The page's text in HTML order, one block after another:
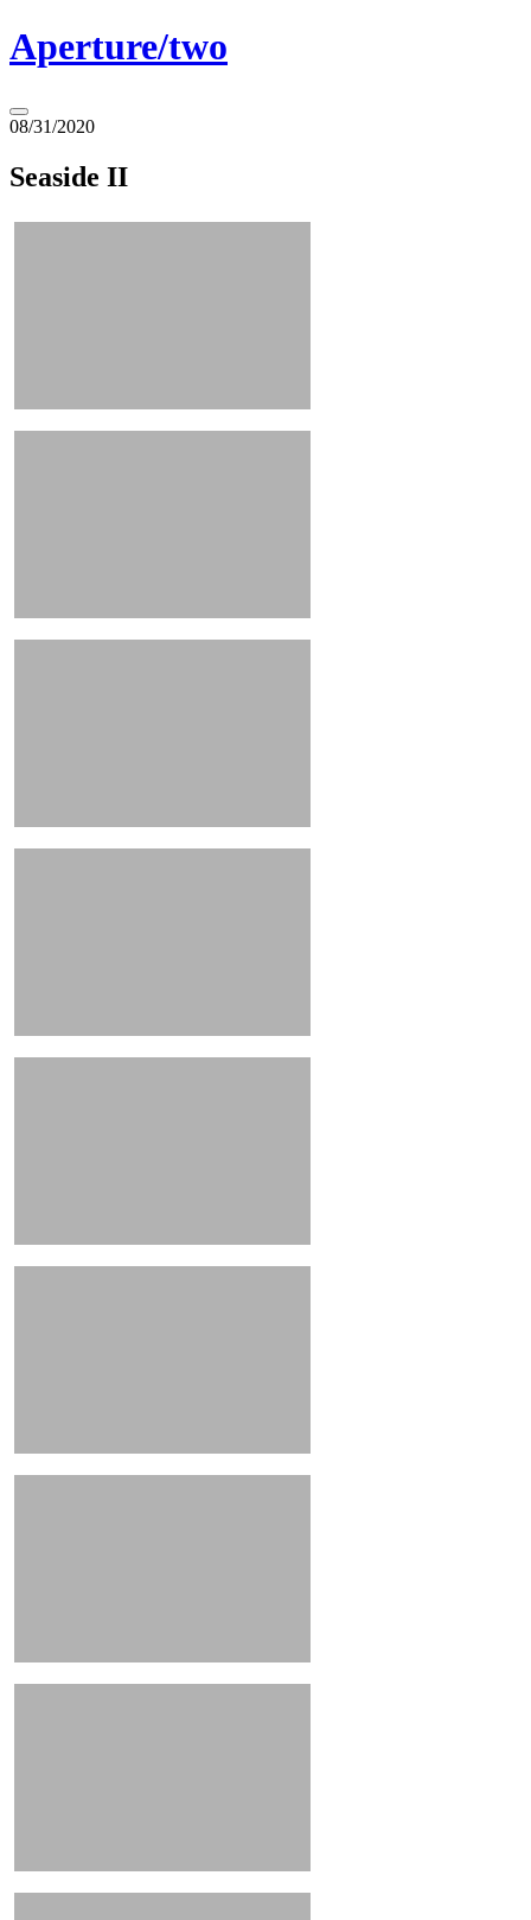
Springe
zum
Aperture/two
Seitenleiste
umschalten
08/31/2020
Seaside II